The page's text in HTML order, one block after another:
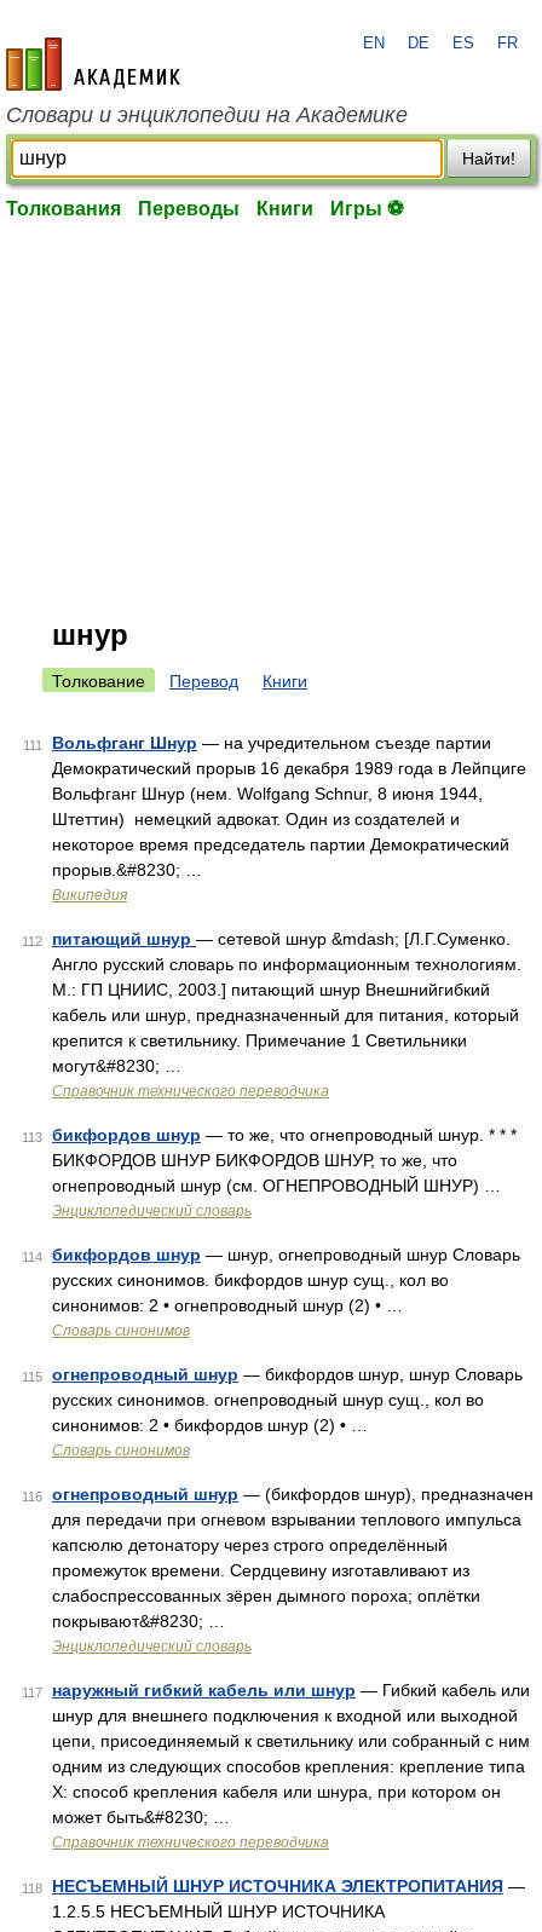
academic.ru
EN DE ES FR
Словари и энциклопедии на Академике
Найти!
Толкования Переводы Книги Игры ⚽
шнур
Толкование Перевод Книги
111 Вольфганг Шнур — на учредительном съезде партии
Демократический прорыв 16 декабря 1989 года в Лейпциге
Вольфганг Шнур (нем. Wolfgang Schnur, 8 июня 1944,
Штеттин) немецкий адвокат. Один из создателей и
некоторое время председатель партии Демократический
прорыв.&#8230; …
Википедия
112 питающий шнур — сетевой шнур &mdash; [Л.Г.Суменко.
Англо русский словарь по информационным технологиям.
М.: ГП ЦНИИС, 2003.] питающий шнур Внешнийгибкий
кабель или шнур, предназначенный для питания, который
крепится к светильнику. Примечание 1 Светильники
могут&#8230; …
Справочник технического переводчика
113 бикфордов шнур — то же, что огнепроводный шнур. * * *
БИКФОРДОВ ШНУР БИКФОРДОВ ШНУР, то же, что
огнепроводный шнур (см. ОГНЕПРОВОДНЫЙ ШНУР) …
Энциклопедический словарь
114 бикфордов шнур — шнур, огнепроводный шнур Словарь
русских синонимов. бикфордов шнур сущ., кол во
синонимов: 2 • огнепроводный шнур (2) • …
Словарь синонимов
115 огнепроводный шнур — бикфордов шнур, шнур Словарь
русских синонимов. огнепроводный шнур сущ., кол во
синонимов: 2 • бикфордов шнур (2) • …
Словарь синонимов
116 огнепроводный шнур — (бикфордов шнур), предназначен
для передачи при огневом взрывании теплового импульса
капсюлю детонатору через строго определённый
промежуток времени. Сердцевину изготавливают из
слабоспрессованных зёрен дымного пороха; оплётки
покрывают&#8230; …
Энциклопедический словарь
117 наружный гибкий кабель или шнур — Гибкий кабель или
шнур для внешнего подключения к входной или выходной
цепи, присоединяемый к светильнику или собранный с ним
одним из следующих способов крепления: крепление типа
Х: способ крепления кабеля или шнура, при котором он
может быть&#8230; …
Справочник технического переводчика
118 НЕСЪЕМНЫЙ ШНУР ИСТОЧНИКА ЭЛЕКТРОПИТАНИЯ —
1.2.5.5 НЕСЪЕМНЫЙ ШНУР ИСТОЧНИКА